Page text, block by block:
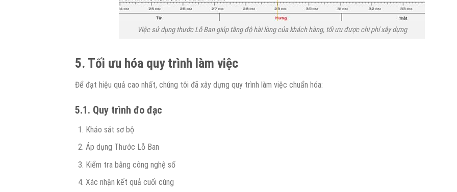
Việc sử dụng thước Lỗ Ban giúp tăng độ hài lòng của khách hàng, tối ưu được chi phí xây dựng
5. Tối ưu hóa quy trình làm việc
Để đạt hiệu quả cao nhất, chúng tôi đã xây dựng quy trình làm việc chuẩn hóa:
5.1. Quy trình đo đạc
Khảo sát sơ bộ
Áp dụng Thước Lỗ Ban
Kiểm tra bằng công nghệ số
Xác nhận kết quả cuối cùng